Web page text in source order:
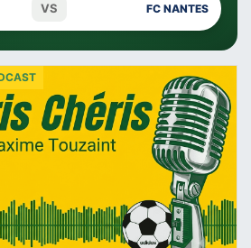
VS FC NANTES